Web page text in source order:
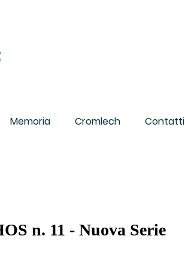
Memoria Cromlech Contatti
n. 11 - Nuova Serie